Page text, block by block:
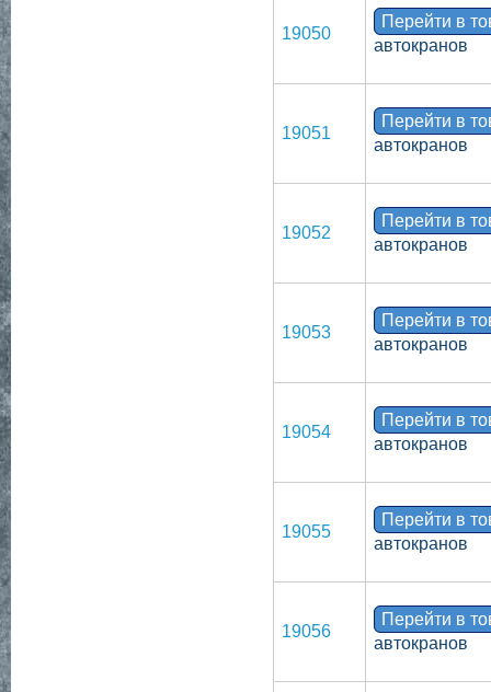
19050
Перейти в
автокранов
19051
Перейти в
автокранов
19052
Перейти в
автокранов
19053
Перейти в
автокранов
19054
Перейти в
автокранов
19055
Перейти в
автокранов
19056
Перейти в
автокранов